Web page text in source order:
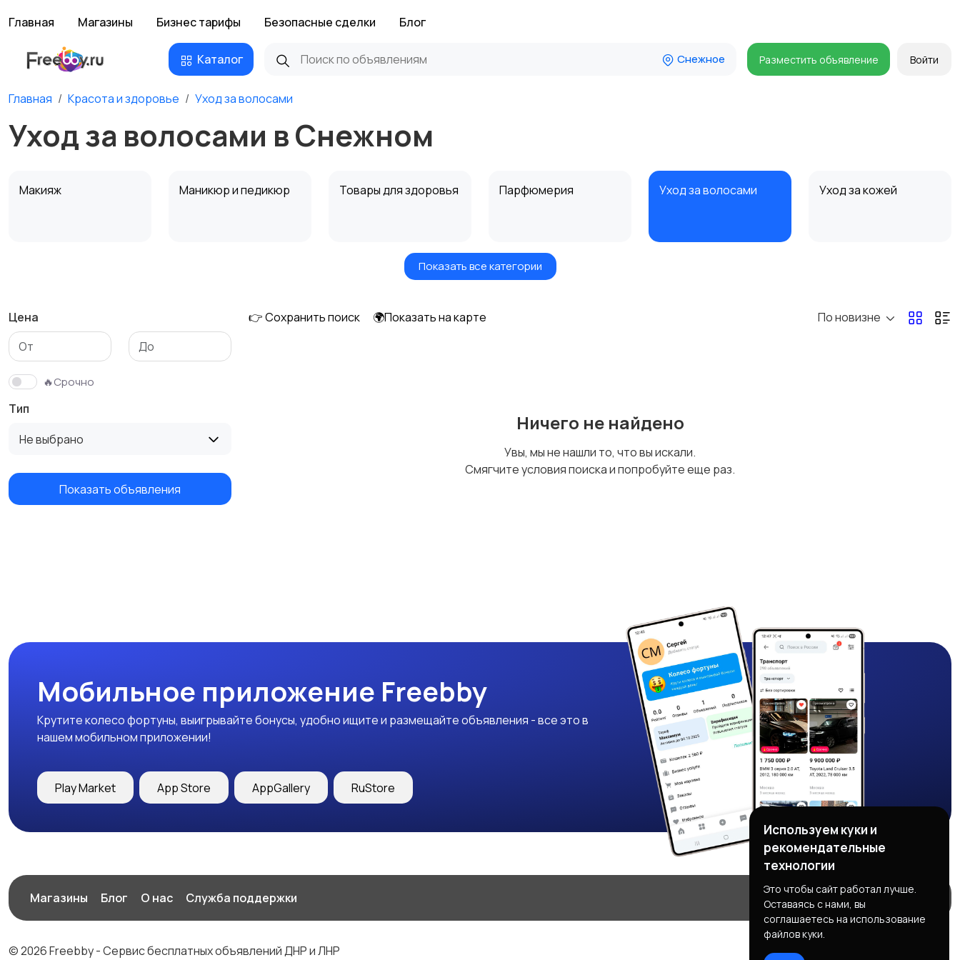
Главная Магазины Бизнес тарифы Безопасные сделки Блог
Каталог Снежное Разместить объявление Войти
Главная Красота и здоровье Уход за волосами
Уход за волосами в Снежном
Макияж Маникюр и педикюр Товары для здоровья Парфюмерия Уход за волосами Уход за кожей
Средства для
Другое
Показать все категории
Цена
🔥Срочно
Тип
Не выбрано
Показать объявления
👉 Сохранить поиск 🌍Показать на карте По новизне
Ничего не найдено
Увы, мы не нашли то, что вы искали.
Смягчите условия поиска и попробуйте еще раз.
Мобильное приложение Freebby
Крутите колесо фортуны, выигрывайте бонусы, удобно ищите и размещайте объявления - все это в
нашем мобильном приложении!
Play Market App Store AppGallery RuStore
Магазины Блог О нас Служба поддержки
© 2026 Freebby - Сервис бесплатных объявлений ДНР и ЛНР
Используем куки и
рекомендательные
технологии
Это чтобы сайт работал лучше.
Оставаясь с нами, вы
соглашаетесь на использование
файлов куки.